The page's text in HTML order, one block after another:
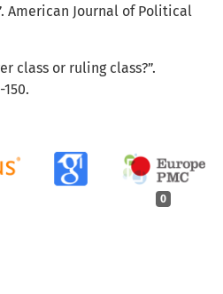
0
American Journal of Political
class or ruling class?”.